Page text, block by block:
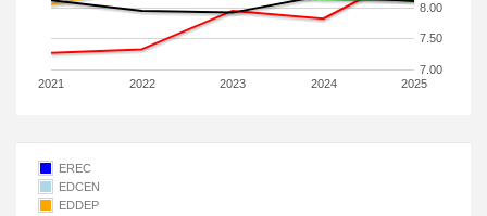
2021 2022 2023 2024 2025
7.00
7.50
8.00
EREC
EDCEN
EDDEP